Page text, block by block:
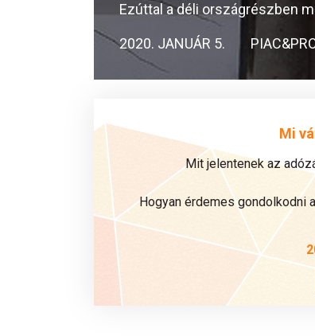
Ezúttal a déli országrészben
2020. JANUÁR 5.
Mi
Mit jelentenek az
Hogyan érdemes gondolkodni